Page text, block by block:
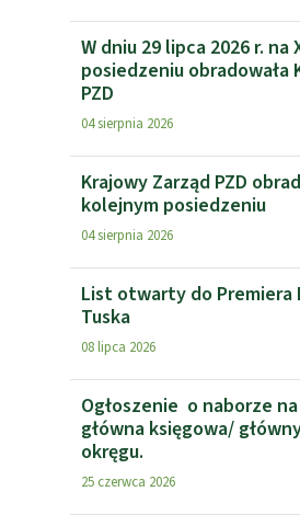
W dniu 29 lipca 2026 r. na
posiedzeniu obradowała
PZD
04 sierpnia 2026
Krajowy Zarząd PZD
kolejnym posiedzeniu
04 sierpnia 2026
List otwarty do Premiera
Tuska
08 lipca 2026
Ogłoszenie o naborze
główna księgowa/
okręgu.
25 czerwca 2026